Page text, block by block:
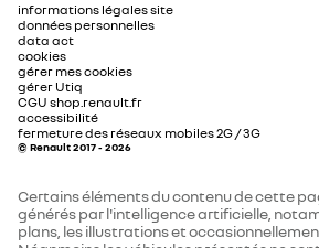
informations légales site
données personnelles
data act
cookies
gérer mes cookies
gérer Utiq
CGU shop.renault.fr
accessibilité
fermeture des réseaux mobiles 2G / 3G
© Renault 2017 - 2026
Certains éléments du contenu de cette
générés par l'intelligence artificielle,
plans, les illustrations et